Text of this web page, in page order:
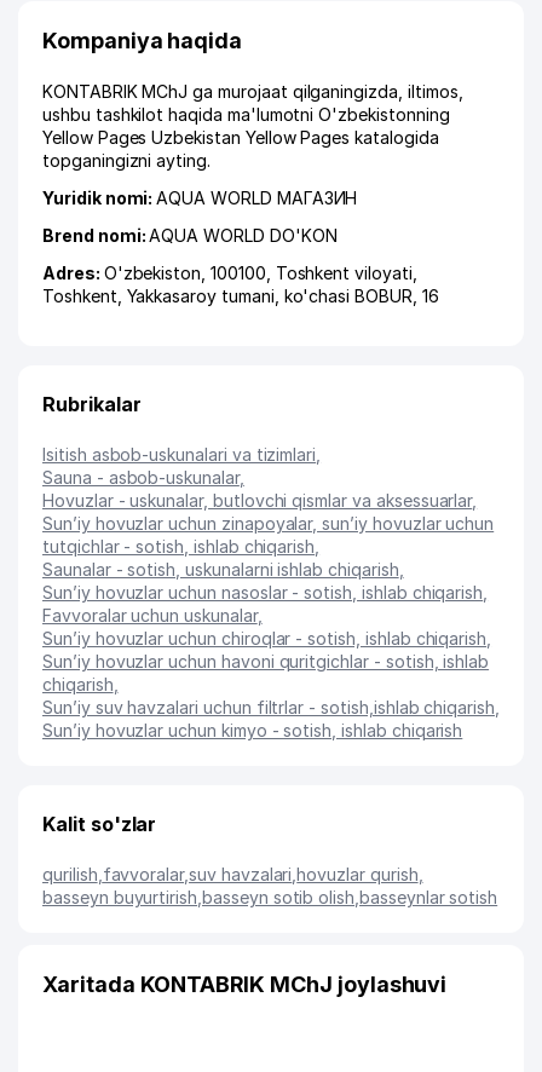
Kompaniya haqida
KONTABRIK MChJ ga murojaat qilganingizda, iltimos,
ushbu tashkilot haqida ma'lumotni O'zbekistonning
Yellow Pages Uzbekistan Yellow Pages katalogida
topganingizni ayting.
Yuridik nomi:AQUA WORLD МАГАЗИН
Brend nomi:AQUA WORLD DO'KON
Adres: O'zbekiston, 100100, Toshkent viloyati
Toshkent Yakkasaroy tumani ko'chasi BOBUR , 16
Rubrikalar
Isitish asbob-uskunalari va tizimlari
Sauna - asbob-uskunalar,
Hovuzlar - uskunalar, butlovchi qismlar va aksessuarlar,
Sun’iy hovuzlar uchun zinapoyalar, sun’iy hovuzlar uchun
tutqichlar - sotish, ishlab chiqarish
Saunalar - sotish, uskunalarni ishlab chiqarish
Sun’iy hovuzlar uchun nasoslar - sotish, ishlab chiqarish
Favvoralar uchun uskunalar,
Sun’iy hovuzlar uchun chiroqlar - sotish, ishlab chiqarish
Sun’iy hovuzlar uchun havoni quritgichlar - sotish, ishlab
chiqarish
Sun’iy suv havzalari uchun filtrlar - sotish,ishlab chiqarish
Sun’iy hovuzlar uchun kimyo - sotish, ishlab chiqarish
Kalit so'zlar
qurilish favvoralar,suv havzalari ,hovuzlar qurish
basseyn buyurtirish ,basseyn sotib olish ,basseynlar sotish
Xaritada KONTABRIK MChJ joylashuvi